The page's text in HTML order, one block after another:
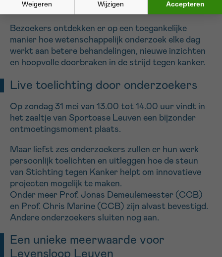
stellen hun onderzoek voor aan het grote publiek.
Bezoekers ontdekken er op een toegankelijke
manier hoe wetenschappelijk onderzoek elke dag
werkt aan betere behandelingen, nieuwe inzichten
en hoopvolle doorbraken in de strijd tegen kanker.
Live toelichting door onderzoekers
Op zondag 31 mei van 13.00 tot 14.00 uur vindt in
het zaaltje van Sportoase Leuven een bijzonder
ontmoetingsmoment plaats.
Maar liefst zes onderzoekers zullen er hun werk
persoonlijk toelichten en uitleggen hoe de steun
van Stichting tegen Kanker helpt om innovatieve
projecten mogelijk te maken.
Onder meer Prof. Jonas Demeulemeester (CCB)
en Prof. Chris Marine (CCB) zijn alvast bevestigd.
Andere onderzoekers sluiten nog aan.
Een unieke meerwaarde voor
Levensloop Leuven